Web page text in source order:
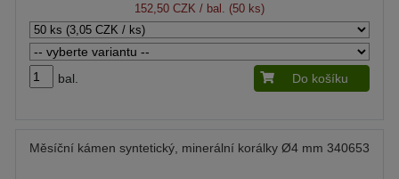
152,50 CZK / bal. (50 ks)
bal. Do košíku
Měsíční kámen syntetický, minerální korálky Ø4 mm 340653